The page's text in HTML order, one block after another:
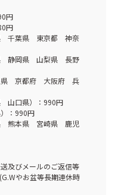
円
円
千葉県 東京都 神奈
静岡県 山梨県 長野
県 京都府 大阪府 兵
口県）：990円
：990円
熊本県 宮崎県 鹿児
及びメールのご返信等
やお盆等長期連休時